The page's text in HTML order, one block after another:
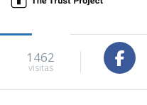
1462
visitas